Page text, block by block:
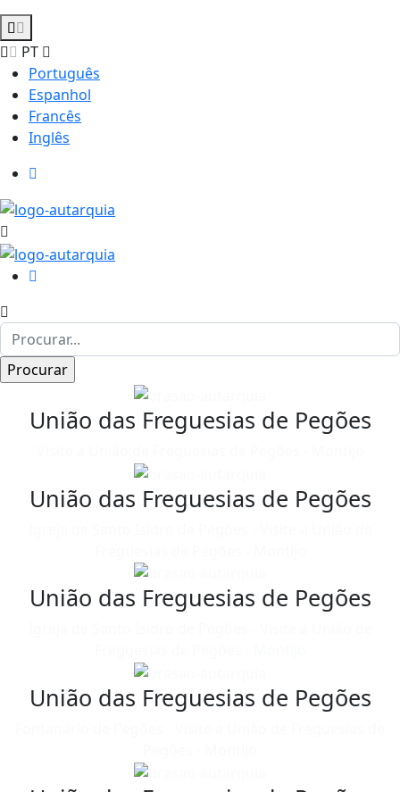
PT
Português
Espanhol
Francês
Inglês
União das Freguesias de Pegões
União das Freguesias de Pegões
União das Freguesias de Pegões
União das Freguesias de Pegões